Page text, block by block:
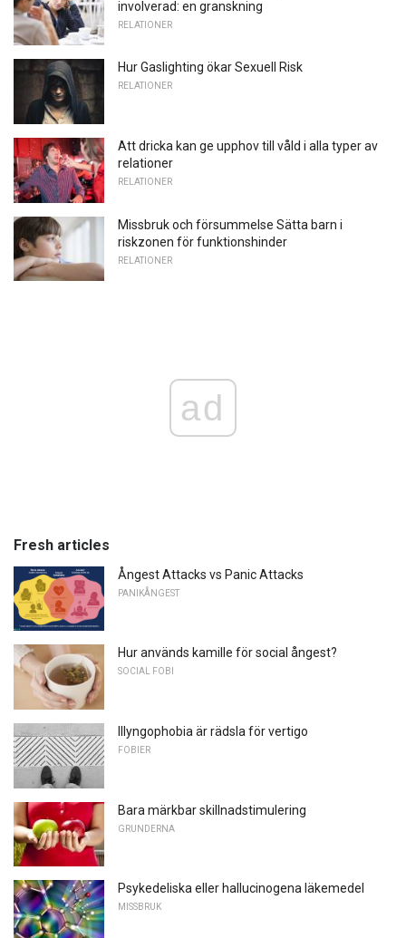
involverad: en granskning
RELATIONER
Hur Gaslighting ökar Sexuell Risk
RELATIONER
Att dricka kan ge upphov till våld i alla typer av
relationer
RELATIONER
Missbruk och försummelse Sätta barn i
riskzonen för funktionshinder
RELATIONER
ad
Fresh articles
Ångest Attacks vs Panic Attacks
PANIKÅNGEST
Hur används kamille för social ångest?
SOCIAL FOBI
Illyngophobia är rädsla för vertigo
FOBIER
Bara märkbar skillnadstimulering
GRUNDERNA
Psykedeliska eller hallucinogena läkemedel
MISSBRUK